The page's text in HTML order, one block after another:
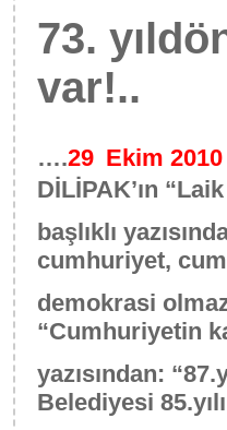
73.
var!..
….29 Ekim
DİLİPAK’ın
başlıklı
cumhuriyet,
demokrasi
“Cumhuriyetin
yazısından:
Belediyesi 85.yılı